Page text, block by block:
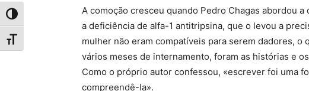
Toggle High Contrast
Toggle Font size
A comoção cresceu quando Pedro Chagas abordou
a deficiência de alfa-1 antitripsina, que o levou a
mulher não eram compatíveis para serem dadores, o
vários meses de internamento, foram as histórias e
Como o próprio autor confessou, «escrever foi uma
compreendê-la».